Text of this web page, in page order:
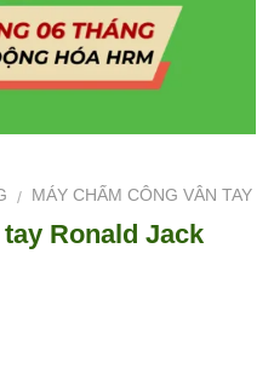
/ MÁY CHẤM CÔNG VÂN TAY
Ronald Jack